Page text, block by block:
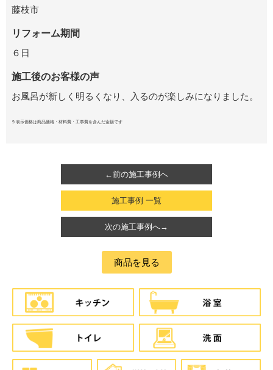
藤枝市
リフォーム期間
６日
施工後のお客様の声
お風呂が新しく明るくなり、入るのが楽しみになりました。
※表示価格は商品価格・材料費・工事費を含んだ金額です
←前の施工事例へ
施工事例 一覧
次の施工事例へ→
商品を見る